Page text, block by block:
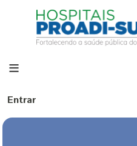
Pular para o conteúdo principal
Menu de conta de usuário
Entrar